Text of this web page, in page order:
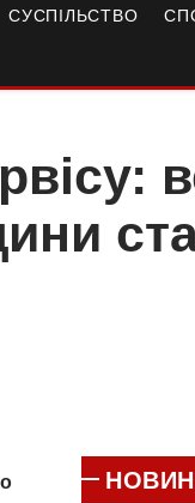
СУСПІЛЬСТВО